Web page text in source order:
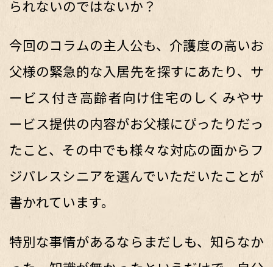
られないのではないか？
今回のコラムの主人公も、介護度の高いお
父様の緊急的な入居先を探すにあたり、サ
ービス付き高齢者向け住宅のしくみやサ
ービス提供の内容がお父様にぴったりだっ
たこと、その中でも様々な対応の面からフ
ジパレスシニアを選んでいただいたことが
書かれています。
特別な事情があるならまだしも、知らなか